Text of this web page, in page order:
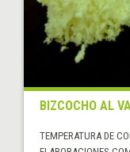
BIZCOCHO AL
TEMPERATURA DE